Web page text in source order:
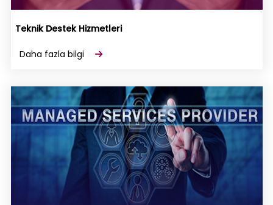
Teknik Destek Hizmetleri
Daha fazla bilgi